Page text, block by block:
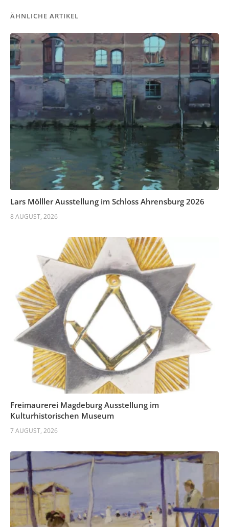
ÄHNLICHE ARTIKEL
Lars Mölller Ausstellung im Schloss Ahrensburg 2026
8 AUGUST, 2026
Freimaurerei Magdeburg Ausstellung im
Kulturhistorischen Museum
7 AUGUST, 2026